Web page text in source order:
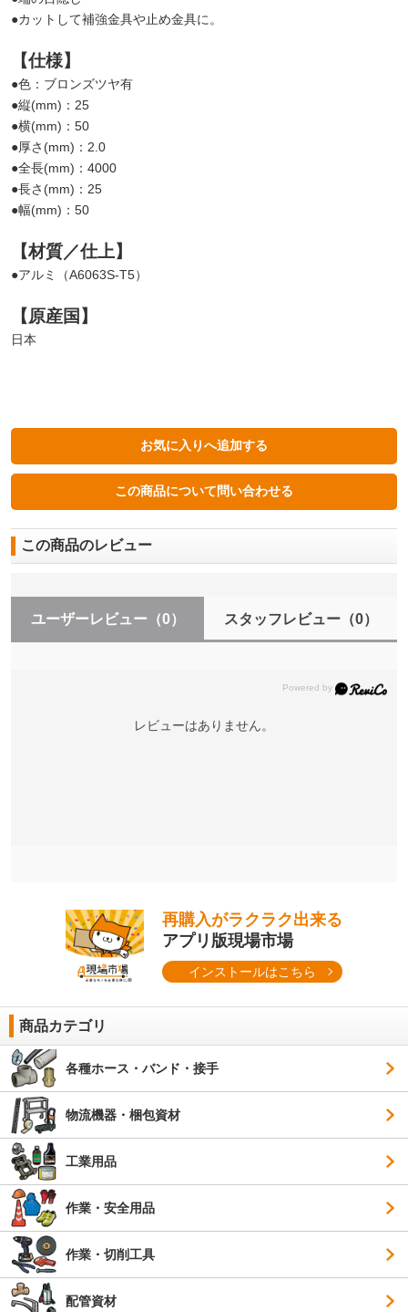
●カットして補強金具や止め金具に。
【仕様】
●色：ブロンズツヤ有
●縦(mm)：25
●横(mm)：50
●厚さ(mm)：2.0
●全長(mm)：4000
●長さ(mm)：25
●幅(mm)：50
【材質／仕上】
●アルミ（A6063S-T5）
【原産国】
日本
この商品のレビュー
ユーザーレビュー （0） スタッフレビュー（0）
レビューはありません。
再購入がラクラク出来る
アプリ版現場市場
インストールはこちら
商品カテゴリ
各種ホース・バンド・接手
物流機器・梱包資材
工業用品
作業・安全用品
作業・切削工具
配管資材